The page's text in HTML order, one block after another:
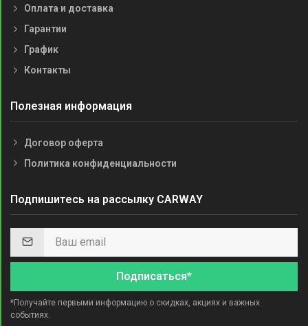
Оплата и доставка
Гарантии
График
Контакты
Полезная информация
Договор оферта
Политика конфиденциальности
Подпишитесь на рассылку CARWAY
Подписаться*
*Получайте первыми информацию о скидках, акциях и важных
событиях.